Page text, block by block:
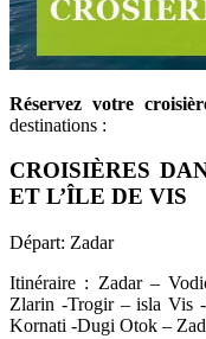
Réservez votre
destinations :
CROISIÈRES
ET L’ÎLE DE VIS
Départ: Zadar
Itinéraire : Zadar –
Zlarin -Trogir – isla Vis -
Kornati -Dugi Otok –